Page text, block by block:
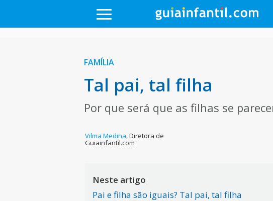
FAMÍLIA
Tal pai, tal filha
Por que será que as filhas se
Vilma Medina,Diretora de
Guiainfantil.com
Neste artigo
Pai e filha são iguais? Tal pai, tal filha